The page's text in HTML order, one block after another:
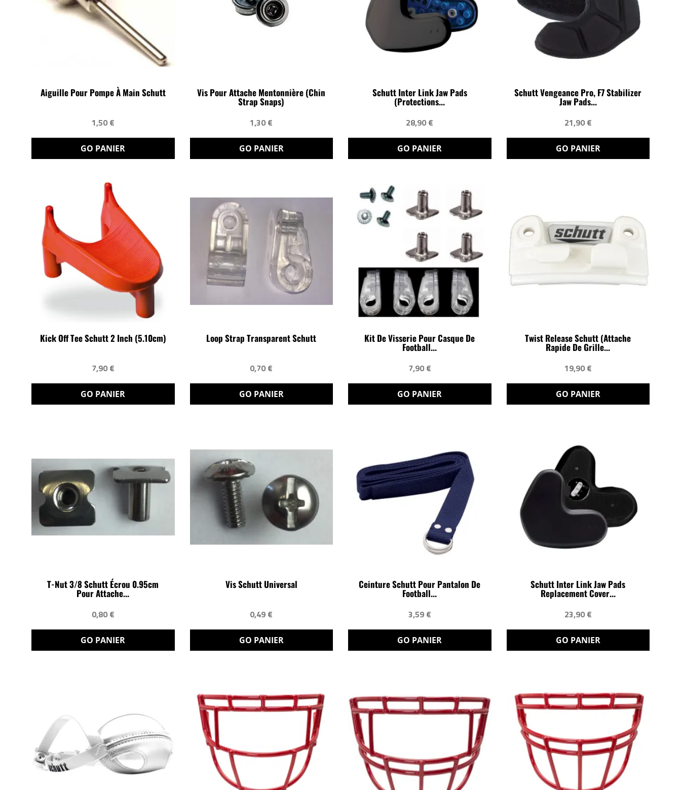
Aiguille Pour Pompe À Main Schutt
1,50 €
GO PANIER
Vis Pour Attache Mentonnière (Chin
Strap Snaps)
1,30 €
GO PANIER
Schutt Inter Link Jaw Pads
(Protections...
28,90 €
GO PANIER
Schutt Vengeance Pro, F7 Stabilizer
Jaw Pads...
21,90 €
GO PANIER
Kick Off Tee Schutt 2 Inch (5.10cm)
7,90 €
GO PANIER
Loop Strap Transparent Schutt
0,70 €
GO PANIER
Kit De Visserie Pour Casque De
Football...
7,90 €
GO PANIER
Twist Release Schutt (attache
Rapide De Grille...
19,90 €
GO PANIER
T-Nut 3/8 Schutt Écrou 0.95cm
Pour Attache...
0,80 €
GO PANIER
Vis Schutt Universal
0,49 €
GO PANIER
Ceinture Schutt Pour Pantalon De
Football...
3,59 €
GO PANIER
Schutt Inter Link Jaw Pads
Replacement Cover...
23,90 €
GO PANIER